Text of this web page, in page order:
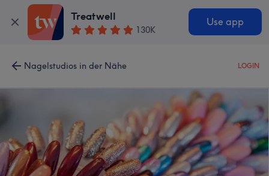
Treatwell
130K
Use app
Nagelstudios in der Nähe LOGIN